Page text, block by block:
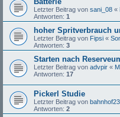
Letzter Beitrag von sani_08 «
Antworten: 1
hoher Spritverbrauch
Letzter Beitrag von Fipsi «
Antworten: 3
Starten nach
Letzter Beitrag von advpir «
Antworten: 17
Pickerl Studie
Letzter Beitrag von
Antworten: 2